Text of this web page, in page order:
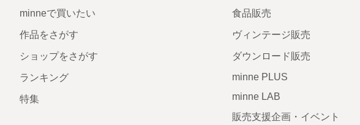
minneで買いたい
作品をさがす
ショップをさがす
ランキング
特集
食品販売
ヴィンテージ販売
ダウンロード販売
minne PLUS
minne LAB
販売支援企画・イベント